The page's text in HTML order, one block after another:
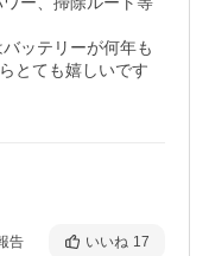
ッテリーが何年も
とても嬉しいです
告 いいね 17